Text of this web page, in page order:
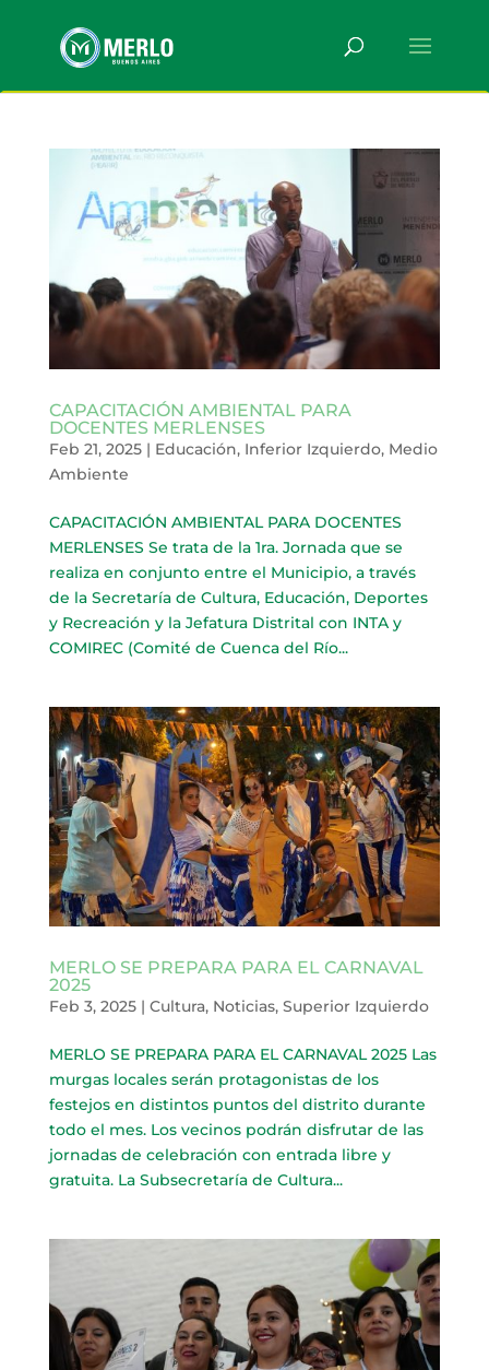
CAPACITACIÓN AMBIENTAL PARA
DOCENTES MERLENSES
Feb 21, 2025| Educación, Inferior Izquierdo, Medio
Ambiente
CAPACITACIÓN AMBIENTAL PARA DOCENTES
MERLENSES Se trata de la 1ra. Jornada que se
realiza en conjunto entre el Municipio, a través
de la Secretaría de Cultura, Educación, Deportes
y Recreación y la Jefatura Distrital con INTA y
COMIREC (Comité de Cuenca del Río...
MERLO SE PREPARA PARA EL CARNAVAL
2025
Feb 3, 2025| Cultura, Noticias, Superior Izquierdo
MERLO SE PREPARA PARA EL CARNAVAL 2025 Las
murgas locales serán protagonistas de los
festejos en distintos puntos del distrito durante
todo el mes. Los vecinos podrán disfrutar de las
jornadas de celebración con entrada libre y
gratuita. La Subsecretaría de Cultura...